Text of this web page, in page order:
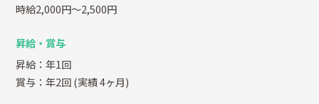
時給2,000円～2,500円
昇給・賞与
昇給：年1回
賞与：年2回(実績 4ヶ月)